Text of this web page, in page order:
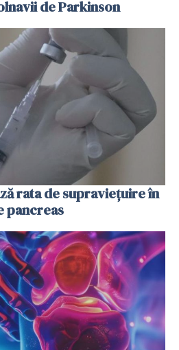
de Parkinson
rata de supraviețuire în
pancreas